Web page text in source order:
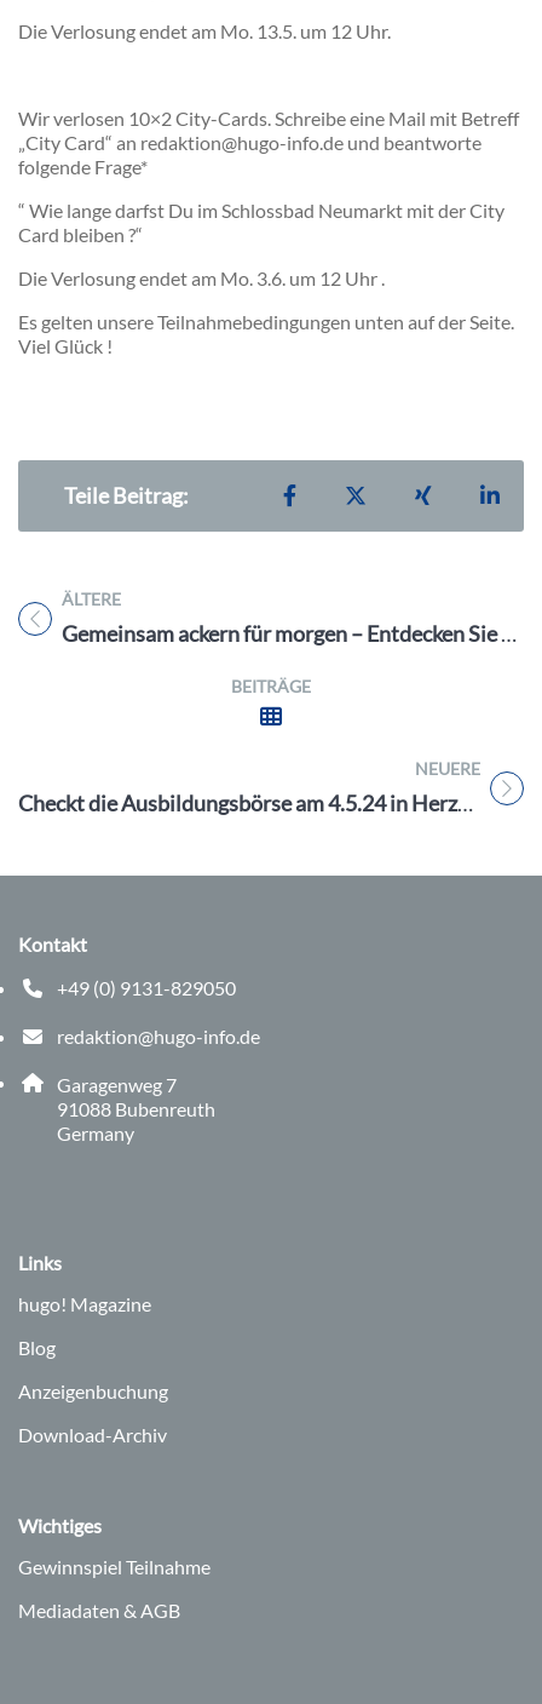
Die Verlosung endet am Mo. 13.5. um 12 Uhr.
Wir verlosen 10×2 City-Cards. Schreibe eine Mail mit Betreff
„City Card“ an redaktion@hugo-info.de und beantworte
folgende Frage*
“ Wie lange darfst Du im Schlossbad Neumarkt mit der City
Card bleiben ?“
Die Verlosung endet am Mo. 3.6. um 12 Uhr .
Es gelten unsere Teilnahmebedingungen unten auf der Seite.
Viel Glück !
Teile Beitrag: Teilen auf Facebook
Teilen auf XTeilen auf
ÄLTERE
Titel für Beitrag
Gemeinsam ackern für morgen – Entdecken Sie das Urban Farming auf dem Zukunftsacker Erlangen
BEITRÄGE
NEUERE
Titel für Beitrag
Checkt die Ausbildungsbörse am 4.5.24 in Herzogenaurach ab und finde deinen Traumberuf
Kontakt
+49 (0) 9131-829050
Telefonnummer: 0 9 1 3 1 8 2 9 0 5 0
redaktion@hugo-info.de
E-Mail Adresse: redaktion@hugo-info.de
Adresse:
Garagenweg 7
91088 , 9 1 0 8 8
Bubenreuth
Germany
Links
hugo! Magazine
Blog
Anzeigenbuchung
Download-Archiv
Wichtiges
Gewinnspiel Teilnahme
Mediadaten & AGB